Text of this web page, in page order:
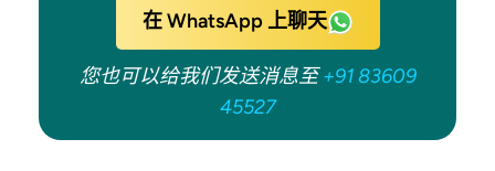
在 WhatsApp 上聊天
您也可以给我们发送消息至+91 83609
45527